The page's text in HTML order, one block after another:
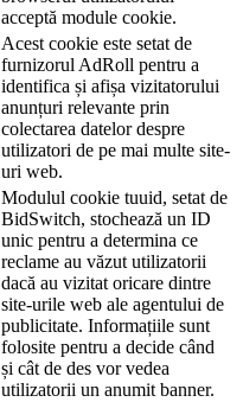
acceptă module cookie.
Acest cookie este setat de
furnizorul AdRoll pentru a
identifica și afișa vizitatorului
anunțuri relevante prin
colectarea datelor despre
utilizatori de pe mai multe site-
uri web.
Modulul cookie tuuid, setat de
BidSwitch, stochează un ID
unic pentru a determina ce
reclame au văzut utilizatorii
dacă au vizitat oricare dintre
site-urile web ale agentului de
publicitate. Informațiile sunt
folosite pentru a decide când
și cât de des vor vedea
utilizatorii un anumit banner.